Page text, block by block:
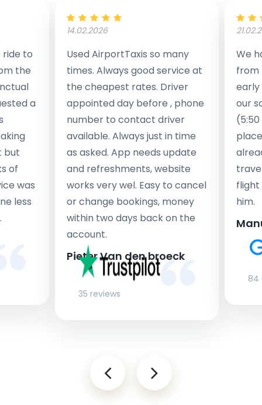
to
the
a
but
of
was
less
14.02.2026
Used AirportTaxis so many
times. Always good service at
the cheapest rates. Driver
appointed day before , phone
number to contact driver
available. Always just in time
as asked. App needs update
and refreshments, website
works very wel. Easy to cancel
or change bookings, money
within two days back on the
account.
Pieter Van den broeck
35 reviews
We
from
early
our
flight
him.
84